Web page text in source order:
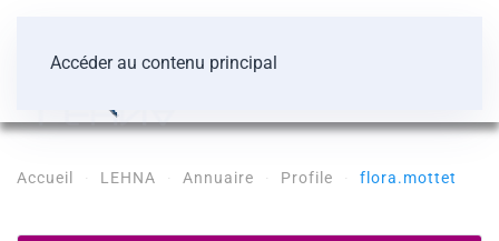
Accéder au contenu principal
Accueil LEHNA Annuaire Profile flora.mottet